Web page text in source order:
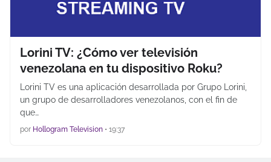
Lorini TV: ¿Cómo ver televisión
venezolana en tu dispositivo Roku?
Lorini TV es una aplicación desarrollada por Grupo Lorini,
un grupo de desarrolladores venezolanos, con el fin de
que…
por Hollogram Television • 19:37